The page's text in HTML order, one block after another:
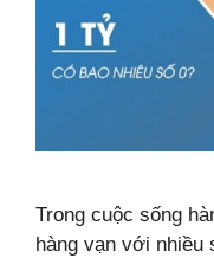
Trong cuộc sống
hàng vạn với nhiều